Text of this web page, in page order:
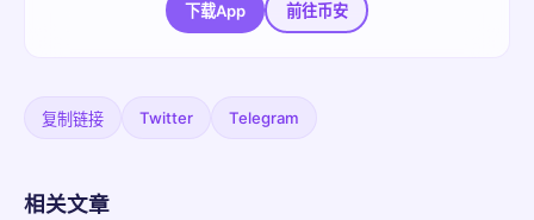
下载App 前往币安
复制链接 Twitter Telegram
相关文章